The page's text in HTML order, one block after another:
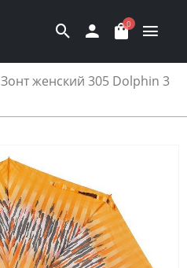
0
Зонт женский 305 Dolphin 3